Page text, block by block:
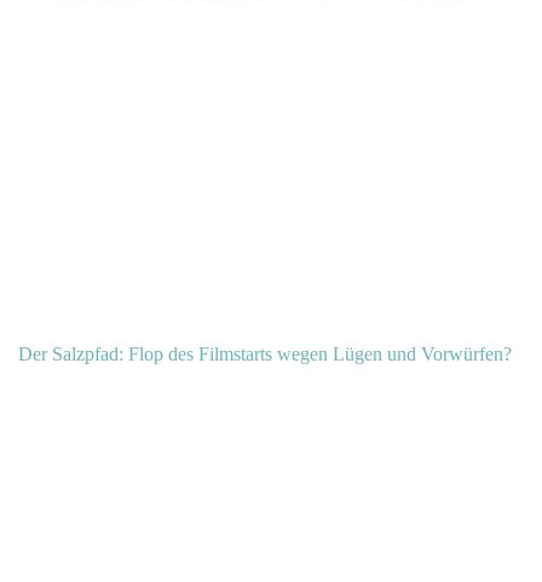
Der Salzpfad: Flop des Filmstarts wegen Lügen und Vorwürfen?